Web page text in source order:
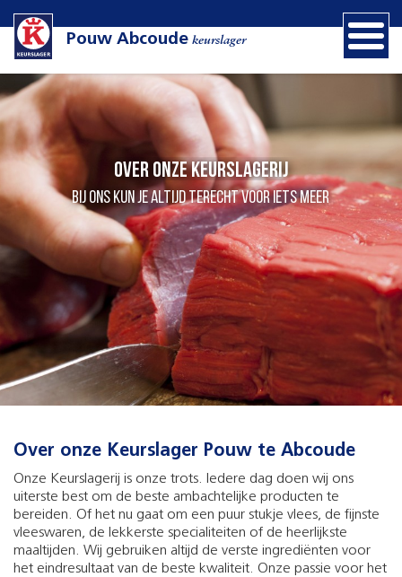
Pouw Abcoudekeurslager
Over onze Keurslagerij
Bij ons kun je altijd terecht voor iets meer
Over onze Keurslager Pouw te Abcoude
Onze Keurslagerij is onze trots. Iedere dag doen wij ons
uiterste best om de beste ambachtelijke producten te
bereiden. Of het nu gaat om een puur stukje vlees, de fijnste
vleeswaren, de lekkerste specialiteiten of de heerlijkste
maaltijden. Wij gebruiken altijd de verste ingrediënten voor
het eindresultaat van de beste kwaliteit. Onze passie voor het